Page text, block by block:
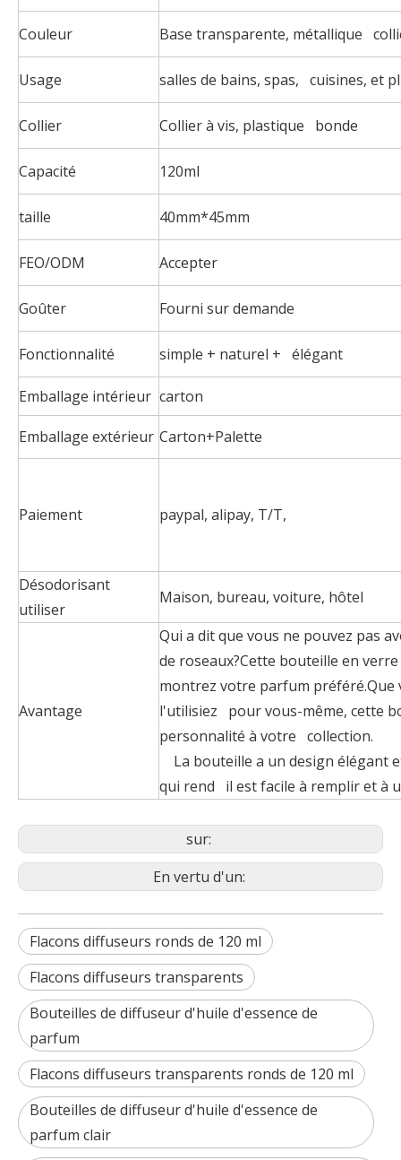
Couleur Base transparente, métallique
Usage salles de bains, spas, cuisines, et
Collier Collier à vis, plastique bonde
Capacité 120ml
taille 40mm*45mm
FEO/ODM Accepter
Goûter Fourni sur demande
Fonctionnalité simple + naturel + élégant
Emballage intérieur carton
Emballage extérieur Carton+Palette
Paiement paypal, alipay, T/T,
Désodorisant
utiliser
Maison, bureau, voiture, hôtel
Avantage
Qui a dit que vous ne pouvez pas
de roseaux?Cette bouteille en
montrez votre parfum préféré.Que
l'utilisiez pour vous-même, cette
personnalité à votre collection.
La bouteille a un design élégant
qui rend il est facile à remplir et à
sur:
En vertu d'un:
Flacons diffuseurs ronds de 120 ml
Flacons diffuseurs transparents
Bouteilles de diffuseur d'huile d'essence de
parfum
Flacons diffuseurs transparents ronds de 120 ml
Bouteilles de diffuseur d'huile d'essence de
parfum clair